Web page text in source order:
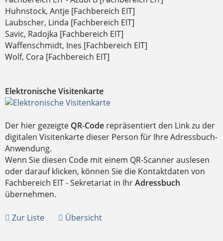
Huhnstock, Antje [Fachbereich EIT]
Laubscher, Linda [Fachbereich EIT]
Savic, Radojka [Fachbereich EIT]
Waffenschmidt, Ines [Fachbereich EIT]
Wolf, Cora [Fachbereich EIT]
Elektronische Visitenkarte
Der hier gezeigte QR-Code repräsentiert den Link zu der
digitalen Visitenkarte dieser Person für Ihre Adressbuch-
Anwendung.
Wenn Sie diesen Code mit einem QR-Scanner auslesen
oder darauf klicken, können Sie die Kontaktdaten von
Fachbereich EIT - Sekretariat in IhrAdressbuch
übernehmen.
Zur Liste Übersicht